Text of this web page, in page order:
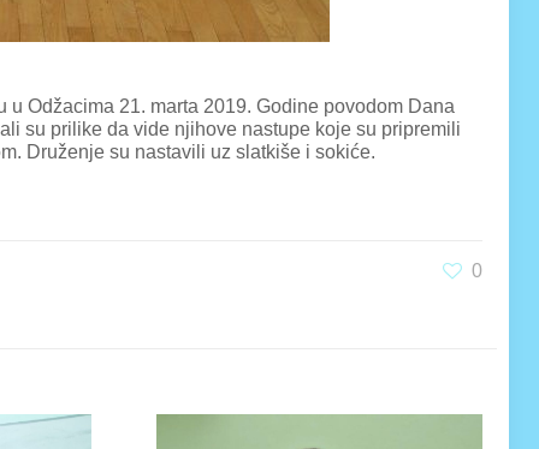
u Odžacima 21. marta 2019. Godine povodom Dana
su prilike da vide njihove nastupe koje su pripremili
Druženje su nastavili uz slatkiše i sokiće.
0